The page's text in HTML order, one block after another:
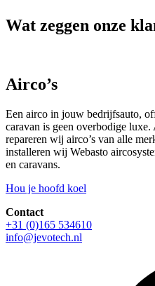
Wat zeggen onze
Airco’s
Een airco in jouw bedrijfsauto,
caravan is geen overbodige luxe.
repareren wij airco’s van alle
installeren wij Webasto
en caravans.
Hou je hoofd koel
Contact
+31 (0)165 534610
info@jevotech.nl